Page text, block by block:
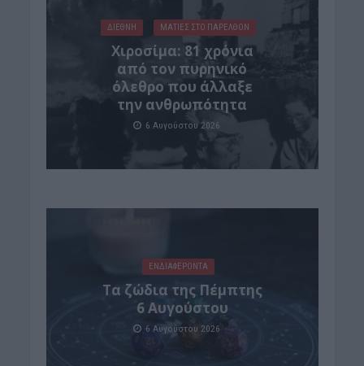
ΔΙΕΘΝΗ ΜΑΤΙΕΣ ΣΤΟ ΠΑΡΕΛΘΟΝ
Χιροσίμα: 81 χρόνια
από τον πυρηνικό
όλεθρο που άλλαξε
την ανθρωπότητα
6 Αυγούστου 2026
ΕΝΔΙΑΦΕΡΟΝΤΑ
Tα ζώδια της Πέμπτης
6 Αυγούστου
6 Αυγούστου 2026